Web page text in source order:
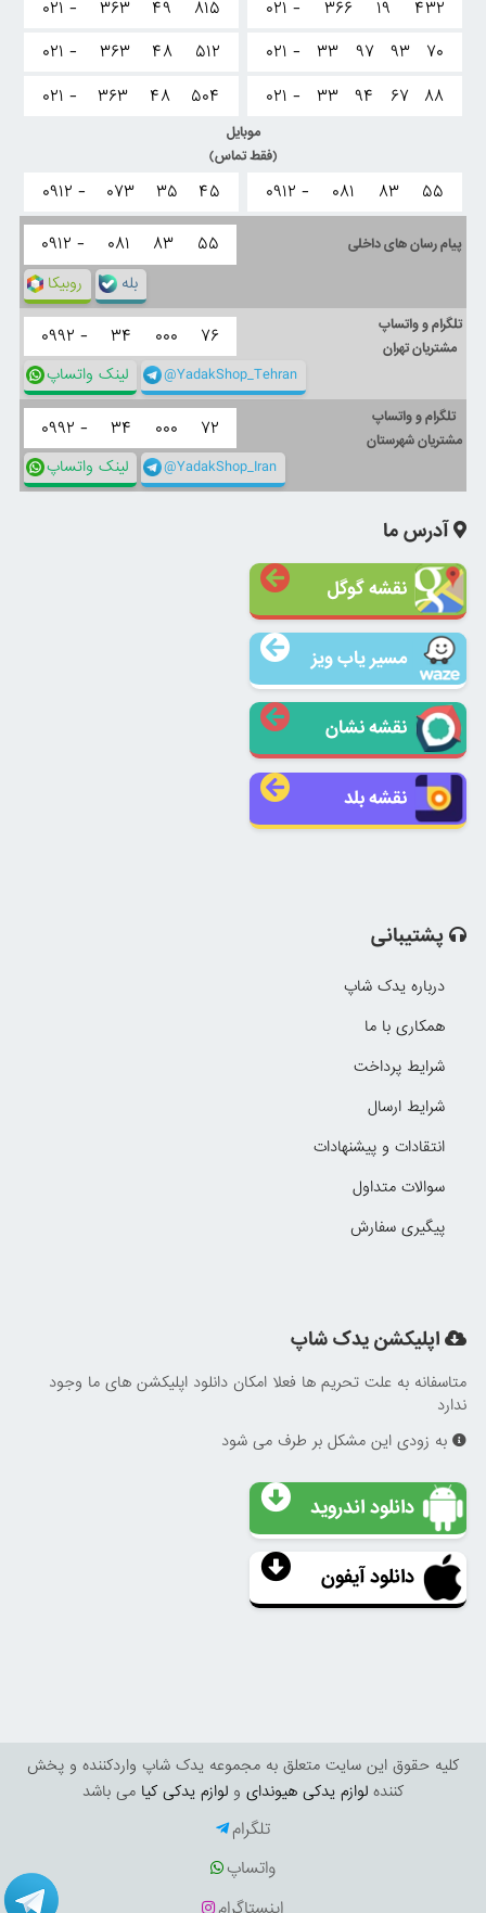
۰۲۱ -
۳۶۶ ۱۹
۴۳۲
۰۲۱ -
۳۳ ۹۷ ۹۳
۷۰
۰۲۱ -
۳۳ ۹۴ ۶۷ ۸۸
۰۲۱ -
۳۶۳ ۴۹
۸۱۵
۰۲۱ -
۳۶۳ ۴۸
۵۱۲
۰۲۱ -
۳۶۳ ۴۸ ۵۰۴
موبایل
(فقط تماس)
۰۹۱۲ - ۰۸۱ ۸۳ ۵۵ ۰۹۱۲ - ۰۷۳ ۳۵ ۴۵
پیام رسان های داخلی ۰۹۱۲ - ۰۸۱ ۸۳ ۵۵
روبیکا بله
تلگرام و واتساپ
مشتریان تهران
۰۹۹۲ - ۳۴ ۰۰۰ ۷۶
لینک واتساپ @YadakShop_Tehran
تلگرام و واتساپ
مشتریان شهرستان
۰۹۹۲ - ۳۴ ۰۰۰ ۷۲
لینک واتساپ @YadakShop_Iran
آدرس ما
نقشه گوگل
مسیر یاب ویز
نقشه نشان
نقشه بلد
پشتیبانی
درباره یدک شاپ
همکاری با ما
شرایط پرداخت
شرایط ارسال
انتقادات و پیشنهادات
سوالات متداول
پیگیری سفارش
اپلیکشن یدک شاپ
متاسفانه به علت تحریم ها فعلا امکان دانلود اپلیکشن های ما وجود
ندارد
به زودی این مشکل بر طرف می شود
دانلود اندروید
دانلود آیفون
کليه حقوق اين سايت متعلق به مجموعه یدک شاپ واردکننده و پخش
کننده لوازم یدکی هیوندای و لوازم یدکی کیا می باشد
تلگرام
واتساپ